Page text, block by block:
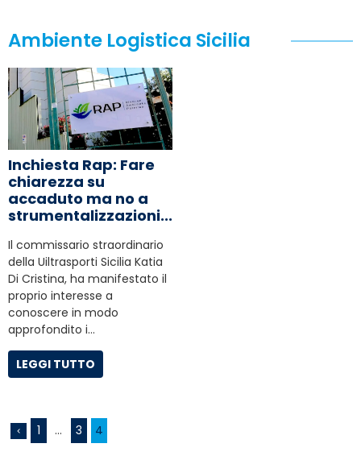
Ambiente Logistica Sicilia
Inchiesta Rap: Fare
chiarezza su
accaduto ma no a
strumentalizzazioni...
Il commissario straordinario
della Uiltrasporti Sicilia Katia
Di Cristina, ha manifestato il
proprio interesse a
conoscere in modo
approfondito i…
LEGGI TUTTO
1 … 3 4